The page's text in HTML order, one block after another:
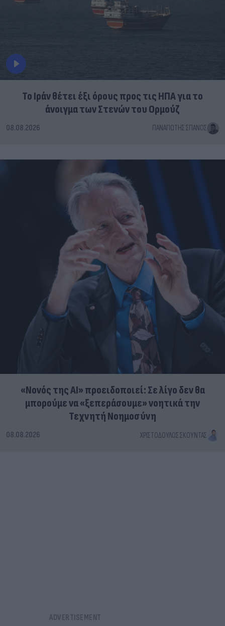
Το Ιράν θέτει έξι όρους προς τις ΗΠΑ για το
άνοιγμα των Στενών του Ορμούζ
08.08.2026 ΠΑΝΑΓΙΏΤΗΣ ΣΠΑΝΌΣ
«Νονός της AI» προειδοποιεί: Σε λίγο δεν θα
μπορούμε να «ξεπεράσουμε» νοητικά την
Τεχνητή Νοημοσύνη
08.08.2026 ΧΡΙΣΤΌΔΟΥΛΟΣ ΣΚΟΎΝΤΑΣ